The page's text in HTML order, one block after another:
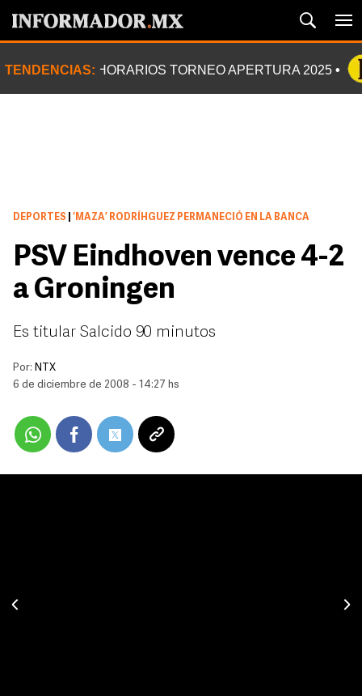
TENDENCIAS: HORARIOS TORNEO APERTURA 2025
DEPORTES ‘MAZA’ RODRÍHGUEZ PERMANECIÓ EN LA BANCA
PSV Eindhoven vence 4-2
a Groningen
Es titular Salcido 90 minutos
Por: NTX
6 de diciembre de 2008 - 14:27 hs